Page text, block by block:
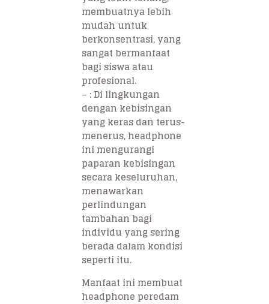
membuatnya lebih
mudah untuk
berkonsentrasi, yang
sangat bermanfaat
bagi siswa atau
profesional.
– : Di lingkungan
dengan kebisingan
yang keras dan terus-
menerus, headphone
ini mengurangi
paparan kebisingan
secara keseluruhan,
menawarkan
perlindungan
tambahan bagi
individu yang sering
berada dalam kondisi
seperti itu.
Manfaat ini membuat
headphone peredam